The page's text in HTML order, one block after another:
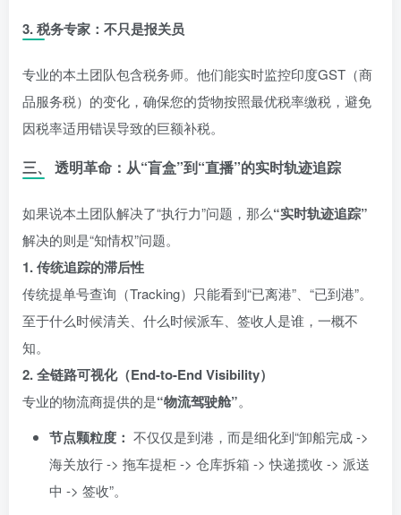
3. 税务专家：不只是报关员
专业的本土团队包含税务师。他们能实时监控印度GST（商
品服务税）的变化，确保您的货物按照最优税率缴税，避免
因税率适用错误导致的巨额补税。
三、 透明革命：从“盲盒”到“直播”的实时轨迹追踪
如果说本土团队解决了“执行力”问题，那么“实时轨迹追踪”
解决的则是“知情权”问题。
1. 传统追踪的滞后性
传统提单号查询（Tracking）只能看到“已离港”、“已到港”。
至于什么时候清关、什么时候派车、签收人是谁，一概不
知。
2. 全链路可视化（End-to-End Visibility）
专业的物流商提供的是“物流驾驶舱”。
节点颗粒度： 不仅仅是到港，而是细化到“卸船完成 ->
海关放行 -> 拖车提柜 -> 仓库拆箱 -> 快递揽收 -> 派送
中 -> 签收”。